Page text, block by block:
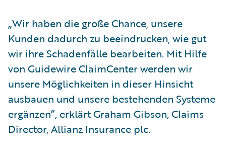
„Wir haben die große Chance, unsere
Kunden dadurch zu beeindrucken, wie gut
wir ihre Schadenfälle bearbeiten. Mit Hilfe
von Guidewire ClaimCenter werden wir
unsere Möglichkeiten in dieser Hinsicht
ausbauen und unsere bestehenden Systeme
ergänzen”, erklärt Graham Gibson, Claims
Director, Allianz Insurance plc.